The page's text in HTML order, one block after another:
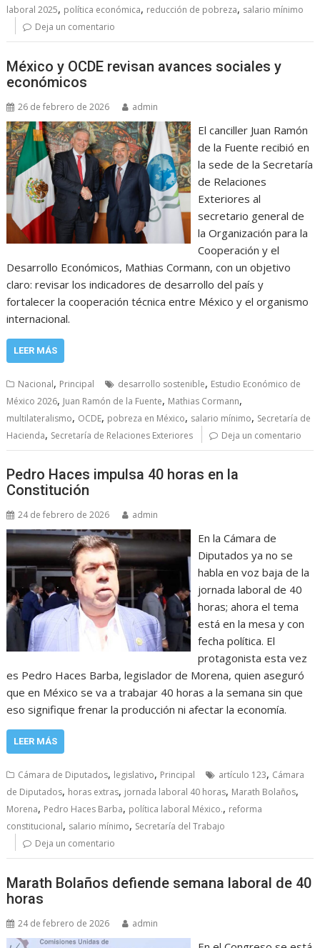
laboral 2025, política económica, reducción de pobreza, salario mínimo
Deja un comentario
México y OCDE revisan avances sociales y
económicos
26 de febrero de 2026 admin
El canciller Juan Ramón
de la Fuente recibió en
la sede de la Secretaría
de Relaciones
Exteriores al
secretario general de
la Organización para la
Cooperación y el
Desarrollo Económicos, Mathias Cormann, con un objetivo
claro: revisar los indicadores de desarrollo del país y
fortalecer la cooperación técnica entre México y el organismo
internacional.
LEER MÁS
Nacional, Principal desarrollo sostenible, Estudio Económico de
México 2026, Juan Ramón de la Fuente, Mathias Cormann,
multilateralismo, OCDE, pobreza en México, salario mínimo, Secretaría de
Hacienda, Secretaría de Relaciones Exteriores Deja un comentario
Pedro Haces impulsa 40 horas en la
Constitución
24 de febrero de 2026 admin
En la Cámara de
Diputados ya no se
habla en voz baja de la
jornada laboral de 40
horas; ahora el tema
está en la mesa y con
fecha política. El
protagonista esta vez
es Pedro Haces Barba, legislador de Morena, quien aseguró
que en México se va a trabajar 40 horas a la semana sin que
eso signifique frenar la producción ni afectar la economía.
LEER MÁS
Cámara de Diputados, legislativo, Principal artículo 123, Cámara
de Diputados, horas extras, jornada laboral 40 horas, Marath Bolaños,
Morena, Pedro Haces Barba, política laboral México., reforma
constitucional, salario mínimo, Secretaría del Trabajo
Deja un comentario
Marath Bolaños defiende semana laboral de 40
horas
24 de febrero de 2026 admin